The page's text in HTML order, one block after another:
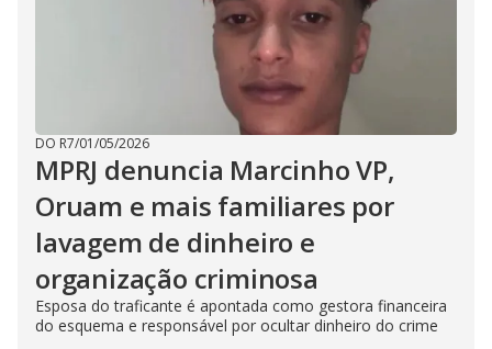
DO R7/01/05/2026
MPRJ denuncia Marcinho VP,
Oruam e mais familiares por
lavagem de dinheiro e
organização criminosa
Esposa do traficante é apontada como gestora financeira
do esquema e responsável por ocultar dinheiro do crime